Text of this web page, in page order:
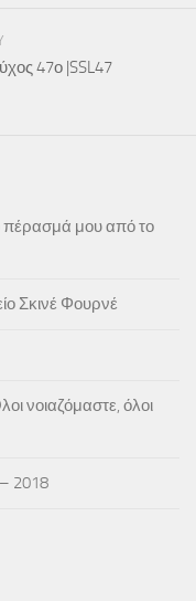
Προγράμματος Σχολ/
σας σε Δράσεις/
Υγείας
47ο |SSL47
πέρασμά μου από το
Σκινέ Φουρνέ
όλοι
2018